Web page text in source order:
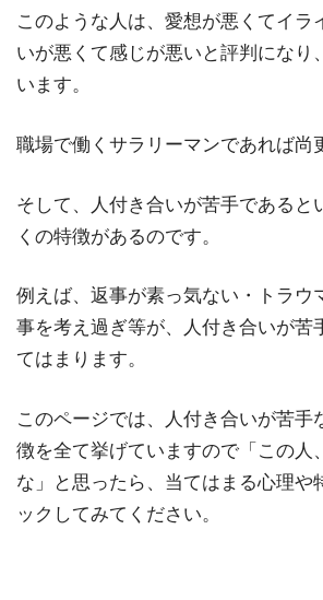
このような人は、愛想が悪くてイラ
いが悪くて感じが悪いと評判になり
います。
職場で働くサラリーマンであれば尚
そして、人付き合いが苦手であると
くの特徴があるのです。
例えば、返事が素っ気ない・トラウ
事を考え過ぎ等が、人付き合いが苦
てはまります。
このページでは、人付き合いが苦手
徴を全て挙げていますので「この人
な」と思ったら、当てはまる心理や
ックしてみてください。